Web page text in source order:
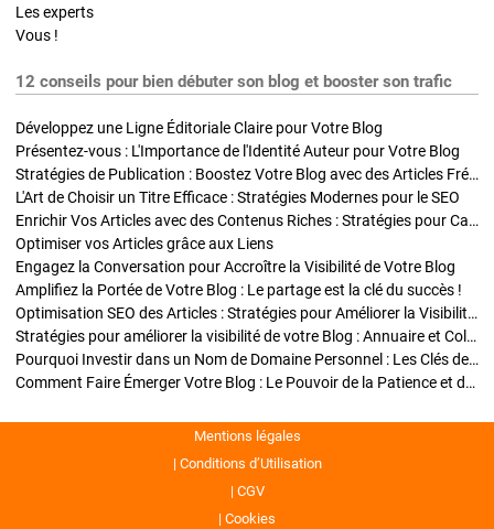
Les experts
Vous !
12 conseils pour bien débuter son blog et booster son trafic
Développez une Ligne Éditoriale Claire pour Votre Blog
Présentez-vous : L'Importance de l'Identité Auteur pour Votre Blog
Stratégies de Publication : Boostez Votre Blog avec des Articles Fréquents et Exclusifs
L'Art de Choisir un Titre Efficace : Stratégies Modernes pour le SEO
Enrichir Vos Articles avec des Contenus Riches : Stratégies pour Captiver et Optimiser
Optimiser vos Articles grâce aux Liens
Engagez la Conversation pour Accroître la Visibilité de Votre Blog
Amplifiez la Portée de Votre Blog : Le partage est la clé du succès !
Optimisation SEO des Articles : Stratégies pour Améliorer la Visibilité de Votre Blog
Stratégies pour améliorer la visibilité de votre Blog : Annuaire et Collaborations
Pourquoi Investir dans un Nom de Domaine Personnel : Les Clés de la Réussite de Votre Blog
Comment Faire Émerger Votre Blog : Le Pouvoir de la Patience et de la Persévérance
Mentions légales
Conditions d’Utilisation
CGV
Cookies